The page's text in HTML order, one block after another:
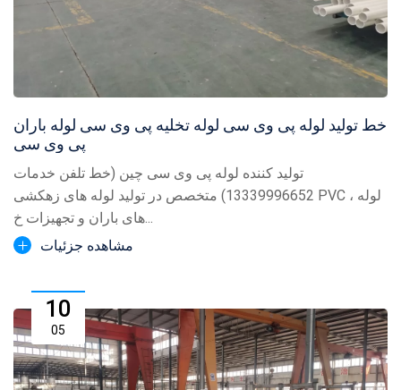
خط تولید لوله پی وی سی لوله تخلیه پی وی سی لوله باران
پی وی سی
تولید کننده لوله پی وی سی چین (خط تلفن خدمات
13339996652) متخصص در تولید لوله های زهکشی PVC ، لوله
مشاهده جزئیات
10
05